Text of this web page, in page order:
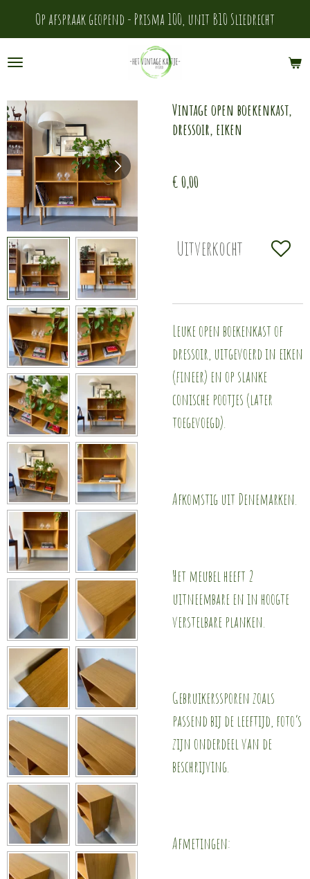
direct
naar
hoofdinhoud
Op afspraak geopend - Prisma 100, unit B10 Sliedrecht
Vintage open boekenkast,
dressoir, eiken
€ 0,00
Uitverkocht
Leuke open boekenkast of
dressoir, uitgevoerd in eiken
(fineer) en op slanke
conische pootjes (later
toegevoegd).
Afkomstig uit Denemarken.
Het meubel heeft 2
uitneembare en in hoogte
verstelbare planken.
Gebruikerssporen zoals
passend bij de leeftijd, foto’s
zijn onderdeel van de
beschrijving.
Afmetingen: